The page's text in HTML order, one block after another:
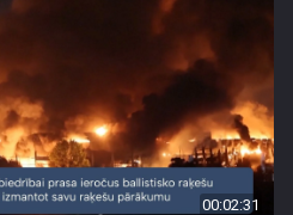
00:02:31